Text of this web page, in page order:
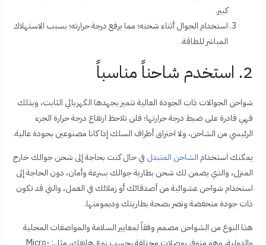
كبير.
استخدام الجوال أثناء شحنه؛ مما يرفع درجة حرارته؛ بسبب الاستهلاك
المباشر للطاقة.
2. استخدم شاحناً مناسباً
شواحن الجوالات ذات الجودة العالية تتميز بجهدها الكهربائي الثابت، وبذلك
فهي قادرة على ضبط درجة حرارتها؛ فلن تلاحظ ارتفاع درجة حرارة الجزء
الرئيسي من الشاحن، ولا احتراق أطراف السلك إذا كانا مصنوعين بجودة عالية.
يمكنك استخدام الشاحن المتبدل في حال كنت بحاجة إلى شحن جوالك خارج
المنزل، والذي يضمن لك شحن بطارية جوالك بسرعة وأمان، دون الحاجة إلى
استخدام شواحن عشوائية من أصدقائك أو زملائك في العمل، والتي قد تكون
ذات جودة منخفضة وتضر بصحة بطاريتك وديمومتها.
هذا النوع من الشواحن مصمم وفقاً لمعايير السلامة والمواصفات المحلية